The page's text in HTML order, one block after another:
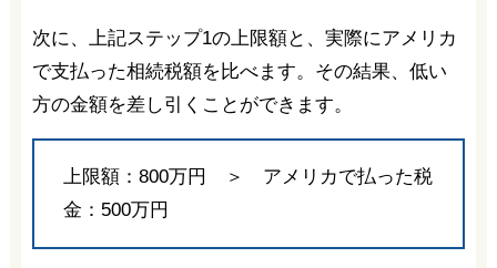
次に、上記ステップ1の上限額と、実際にアメリカ
で支払った相続税額を比べます。その結果、低い
方の金額を差し引くことができます。
上限額：800万円 ＞ アメリカで払った税
金：500万円